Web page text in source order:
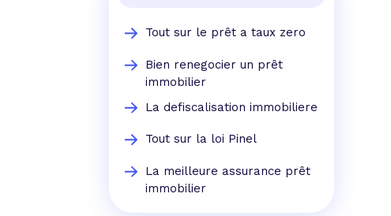
Tout sur le prêt a taux zero
Bien renegocier un prêt
immobilier
La defiscalisation immobiliere
Tout sur la loi Pinel
La meilleure assurance prêt
immobilier